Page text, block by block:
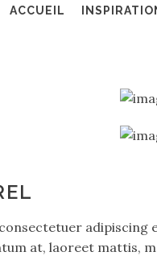
ACCUEIL
adipiscing
at, laoreet mattis,